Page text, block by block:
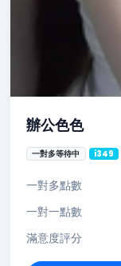
辦公色色
一對多等待中 i349
一對多點數
一對一點數
滿意度評分